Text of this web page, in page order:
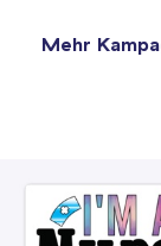
Mehr